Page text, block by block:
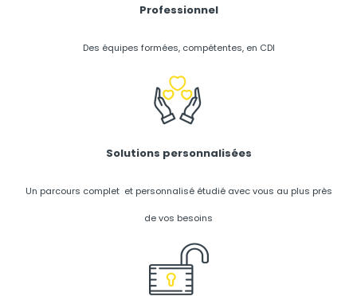
Professionnel
Des équipes formées, compétentes, en CDI
Solutions personnalisées
Un parcours complet et personnalisé étudié avec vous au plus près
de vos besoins